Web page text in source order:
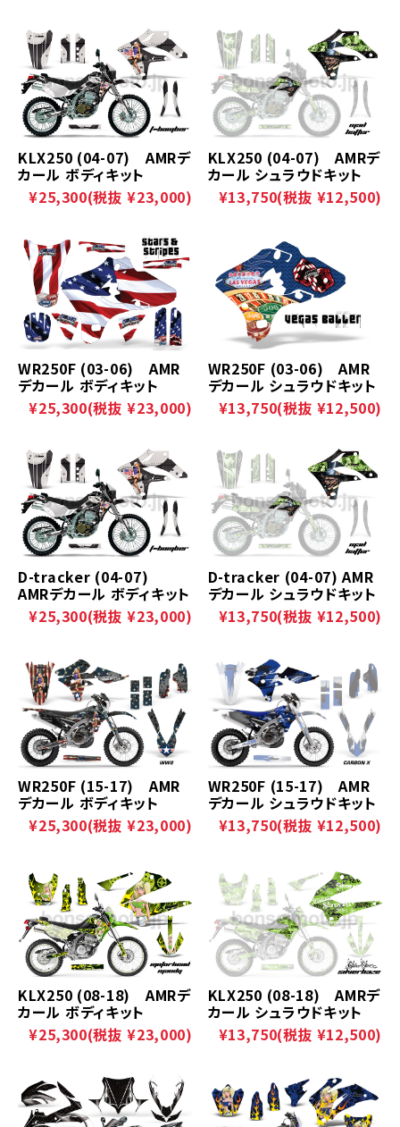
KLX250 (04-07) AMRデ
カール ボディキット
¥25,300(税抜 ¥23,000)
KLX250 (04-07) AMRデ
カール シュラウドキット
¥13,750(税抜 ¥12,500)
WR250F (03-06) AMR
デカール ボディキット
¥25,300(税抜 ¥23,000)
WR250F (03-06) AMR
デカール シュラウドキット
¥13,750(税抜 ¥12,500)
D-tracker (04-07)
AMRデカール ボディキット
¥25,300(税抜 ¥23,000)
D-tracker (04-07) AMR
デカール シュラウドキット
¥13,750(税抜 ¥12,500)
WR250F (15-17) AMR
デカール ボディキット
¥25,300(税抜 ¥23,000)
WR250F (15-17) AMR
デカール シュラウドキット
¥13,750(税抜 ¥12,500)
KLX250 (08-18) AMRデ
カール ボディキット
¥25,300(税抜 ¥23,000)
KLX250 (08-18) AMRデ
カール シュラウドキット
¥13,750(税抜 ¥12,500)